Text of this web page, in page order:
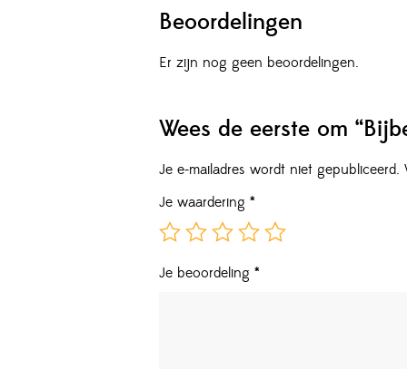
Beoordelingen
Er zijn nog geen beoordelingen.
Wees de eerste om
Je e-mailadres wordt niet gepubliceerd.
Je waardering *
Je beoordeling *